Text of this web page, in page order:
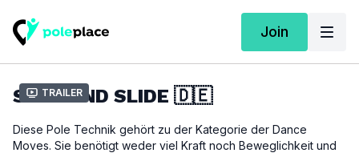
Join
Trailer
STEP AND SLIDE 🇩🇪
Diese Pole Technik gehört zu der Kategorie der Dance
Moves. Sie benötigt weder viel Kraft noch Beweglichkeit und